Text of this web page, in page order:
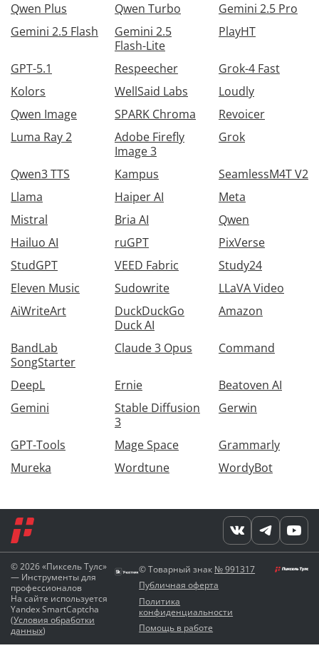
Qwen Plus
Qwen Turbo
Gemini 2.5 Pro
Gemini 2.5 Flash
Gemini 2.5
Flash-Lite
PlayHT
GPT-5.1 Respeecher
Grok-4 Fast
Kolors
WellSaid Labs
Loudly
Qwen Image
SPARK Chroma
Revoicer
Luma Ray 2
Adobe Firefly
Image 3
Grok
Qwen3 TTS Kampus
SeamlessM4T V2
Llama
Haiper AI
Meta
Mistral
Bria AI
Qwen
Hailuo AI
ruGPT
PixVerse
StudGPT
VEED Fabric
Study24
Eleven Music
Sudowrite
LLaVA Video
AiWriteArt
DuckDuckGo
Duck AI
Amazon
BandLab
SongStarter
Claude 3 Opus Command
DeepL Ernie
Beatoven AI
Gemini
Stable Diffusion
3
Gerwin
GPT-Tools Mage Space
Grammarly
Mureka
Wordtune WordyBot
© 2026 «Пиксель Тулс»
— Инструменты для
профессионалов
На сайте используется
Yandex SmartCaptcha
(Условия обработки
данных)
© Товарный знак № 991317
Публичная оферта
Политика
конфиденциальности
Помощь в работе